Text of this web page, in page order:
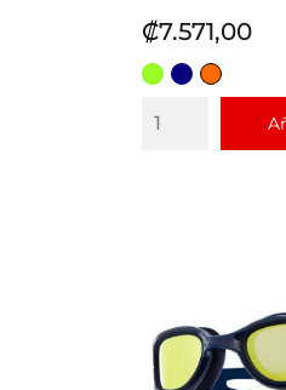
Precio
₡7.571,00
VERDE
AZULNARANJA